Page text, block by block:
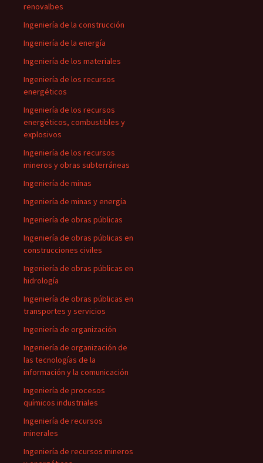
renovalbes
Ingeniería de la construcción
Ingeniería de la energía
Ingeniería de los materiales
Ingeniería de los recursos
energéticos
Ingeniería de los recursos
energéticos, combustibles y
explosivos
Ingeniería de los recursos
mineros y obras subterráneas
Ingeniería de minas
Ingeniería de minas y energía
Ingeniería de obras públicas
Ingeniería de obras públicas en
construcciones civiles
Ingeniería de obras públicas en
hidrología
Ingeniería de obras públicas en
transportes y servicios
Ingeniería de organización
Ingeniería de organización de
las tecnologías de la
información y la comunicación
Ingeniería de procesos
químicos industriales
Ingeniería de recursos
minerales
Ingeniería de recursos mineros